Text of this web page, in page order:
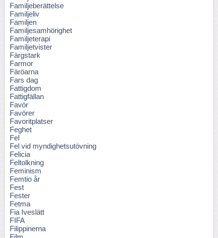
Familjeberättelse
Familjeliv
Familjen
Familjesamhörighet
Familjeterapi
Familjetvister
Färgstark
Farmor
Färöarna
Fars dag
Fattigdom
Fattigfällan
Favör
Favörer
Favoritplatser
Feghet
Fel
Fel vid myndighetsutövning
Felicia
Feltolkning
Feminism
Femtio år
Fest
Fester
Fetma
Fia Iveslätt
FIFA
Filippinerna